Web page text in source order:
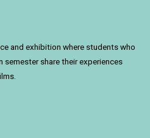
and exhibition where students who
share their experiences